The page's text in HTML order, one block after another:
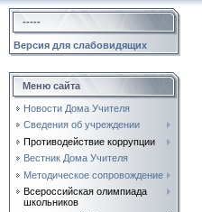
-----
Версия для слабовидящих
Меню сайта
Новости Дома Учителя
Сведения об учреждении
Противодействие коррупции
Вестник Дома Учителя
Методическое сопровождение
Всероссийская олимпиада
школьников